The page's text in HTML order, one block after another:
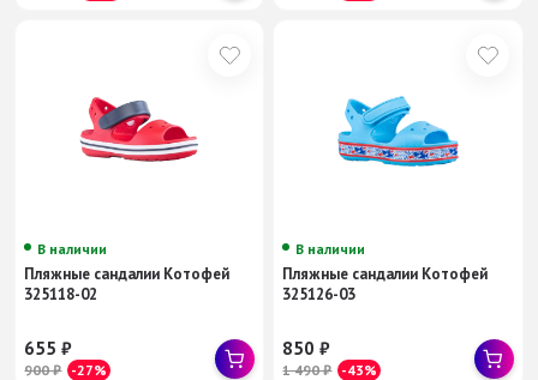
В наличии
Пляжные сандалии Котофей
325118-02
655₽
900₽ -27%
В наличии
Пляжные сандалии Котофей
325126-03
850₽
1 490₽ -43%